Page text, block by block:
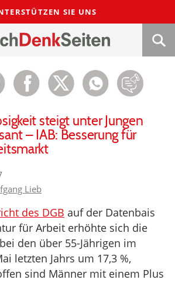
SIE UNS
steigt unter Jungen
– IAB: Besserung für
Lieb
des DGB auf der Datenbais
für Arbeit erhöhte sich die
den über 55-Jährigen im
letzten Jahrs um 17,3 %,
sind Männer mit einem Plus